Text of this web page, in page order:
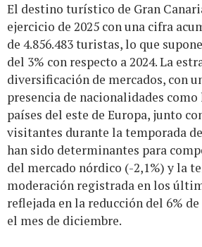
El destino turístico de Gran
ejercicio de 2025 con una cifra
de 4.856.483 turistas, lo que
del 3% con respecto a 2024. La
diversificación de mercados, con
presencia de nacionalidades como
países del este de Europa, junto
visitantes durante la temporada
han sido determinantes para
del mercado nórdico (-2,1%) y la
moderación registrada en los
reflejada en la reducción del 6%
el mes de diciembre.